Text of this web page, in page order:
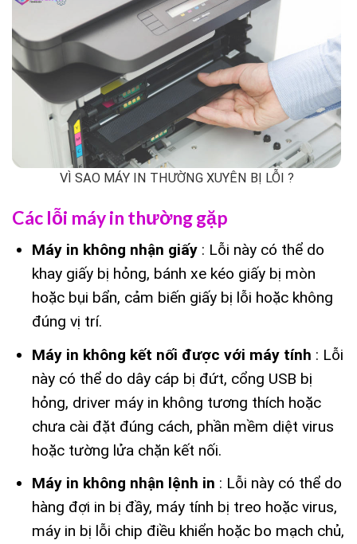
VÌ SAO MÁY IN THƯỜNG XUYÊN BỊ LỖI ?
Các lỗi máy in thường gặp
Máy in không nhận giấy: Lỗi này có thể do
khay giấy bị hỏng, bánh xe kéo giấy bị mòn
hoặc bụi bẩn, cảm biến giấy bị lỗi hoặc không
đúng vị trí.
Máy in không kết nối được với máy tính : Lỗi
này có thể do dây cáp bị đứt, cổng USB bị
hỏng, driver máy in không tương thích hoặc
chưa cài đặt đúng cách, phần mềm diệt virus
hoặc tường lửa chặn kết nối.
Máy in không nhận lệnh in : Lỗi này có thể do
hàng đợi in bị đầy, máy tính bị treo hoặc virus,
máy in bị lỗi chip điều khiển hoặc bo mạch chủ,